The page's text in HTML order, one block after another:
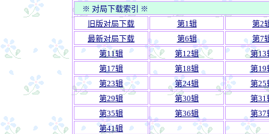
※ 对局下载索引 ※
旧版对局下载
第1辑
第2
最新对局下载
第6辑
第7
第11辑
第12辑
第13
第17辑
第18辑
第19
第23辑
第24辑
第25
第29辑
第30辑
第31
第35辑
第36辑
第37
第41辑